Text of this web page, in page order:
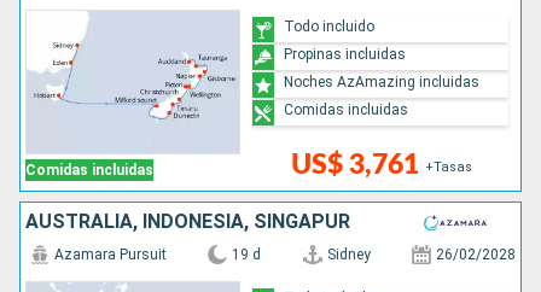
Comidas incluidas US$ 3,761 +Tasas
Todo incluido
Propinas incluidas
Noches AzAmazing incluidas
Comidas incluidas
AUSTRALIA, INDONESIA, SINGAPUR
Azamara Pursuit 19 d Sidney 26/02/2028